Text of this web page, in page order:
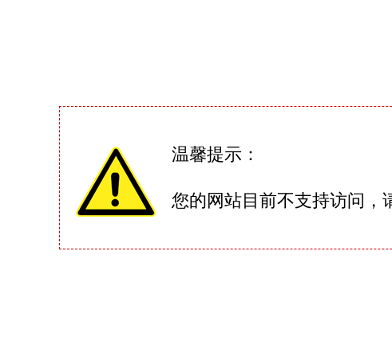
温馨提示：
您的网站目前不支持访问，